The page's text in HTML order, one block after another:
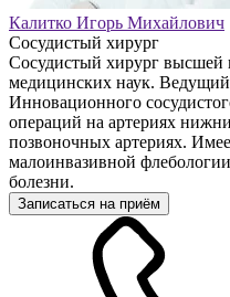
Калитко Игорь Михайлович
Сосудистый хирург
Сосудистый хирург высшей
медицинских наук.
Инновационного
операций на артериях
позвоночных артериях.
малоинвазивной
болезни.
Записаться на приём